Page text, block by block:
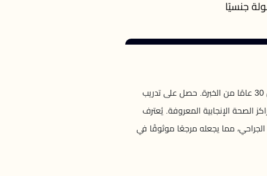
جنسيًا
البروفيسور خوسيه مانويل نافارو باندو هو خبير رائد في طب النساء والتوليد وطب الغدد الصماء التناسلية، مع أكثر من 30 عامًا من الخبرة. حصل على تدريب
الإنجابية المعروفة. يُعترف
الجراحي، مما يجعله مرجعًا موثوقًا في